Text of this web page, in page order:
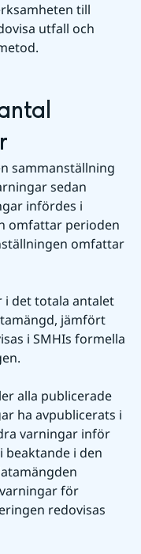
till
utfall och
sammanställning
sedan
infördes i
omfattar perioden
omfattar
i det totala antalet
jämfört
i SMHIs formella
alla publicerade
ha avpublicerats i
varningar inför
beaktande i den
för
redovisas